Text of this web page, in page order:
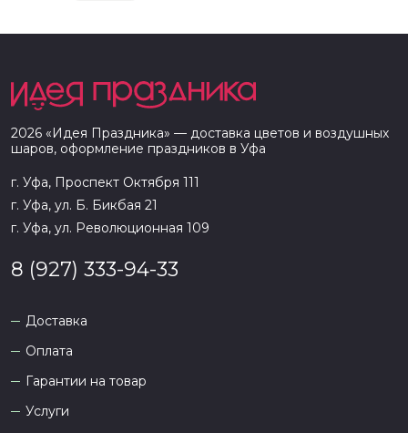
2026 «Идея Праздника» — доставка цветов и воздушных
шаров, оформление праздников в Уфа
г. Уфа, Проспект Октября 111
г. Уфа, ул. Б. Бикбая 21
г. Уфа, ул. Революционная 109
8 (927) 333-94-33
Доставка
Оплата
Гарантии на товар
Услуги